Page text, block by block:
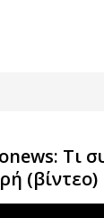
Απόψεις
Τι
(βίντεο)